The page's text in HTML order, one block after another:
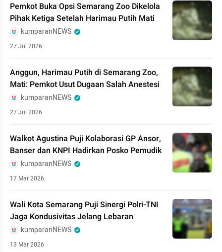
Pemkot Buka Opsi Semarang Zoo Dikelola
Pihak Ketiga Setelah Harimau Putih Mati
kumparanNEWS
27 Jul 2026
Anggun, Harimau Putih di Semarang Zoo,
Mati: Pemkot Usut Dugaan Salah Anestesi
kumparanNEWS
27 Jul 2026
Walkot Agustina Puji Kolaborasi GP Ansor,
Banser dan KNPI Hadirkan Posko Pemudik
kumparanNEWS
17 Mar 2026
Wali Kota Semarang Puji Sinergi Polri-TNI
Jaga Kondusivitas Jelang Lebaran
kumparanNEWS
13 Mar 2026